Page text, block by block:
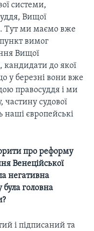
системи,
Вищої
Тут ми маємо вже
вимог
Вищої
кандидати до якої
у березні вони вже
правосуддя і ми
судової
наші європейські
про реформу
Венеційської
негативна
головна
і підписаний та